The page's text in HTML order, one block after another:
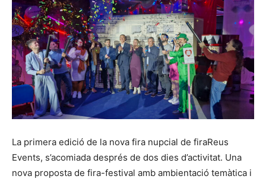
La primera edició de la nova fira nupcial de firaReus
Events, s’acomiada després de dos dies d’activitat. Una
nova proposta de fira-festival amb ambientació temàtica i